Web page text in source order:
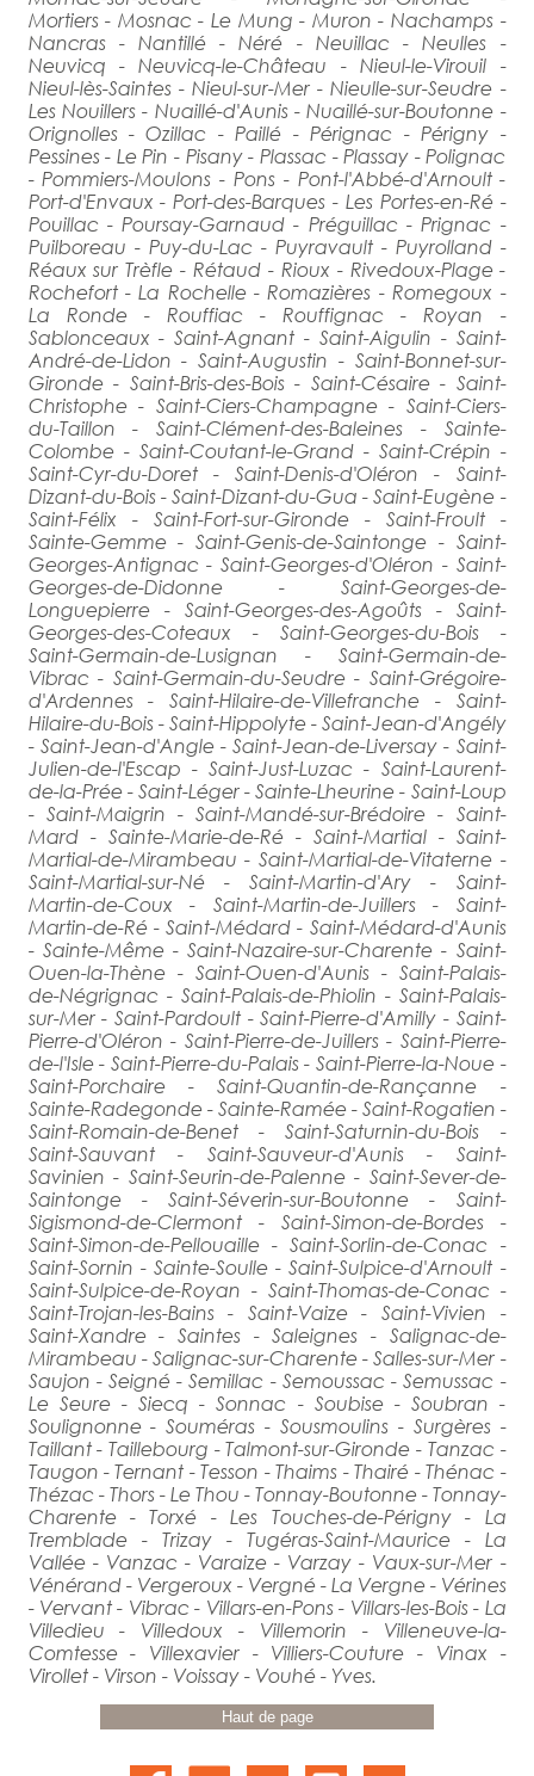
Mortiers - Mosnac - Le Mung - Muron - Nachamps -
Nancras - Nantillé - Néré - Neuillac - Neulles -
Neuvicq - Neuvicq-le-Château - Nieul-le-Virouil -
Nieul-lès-Saintes - Nieul-sur-Mer - Nieulle-sur-Seudre -
Les Nouillers - Nuaillé-d'Aunis - Nuaillé-sur-Boutonne -
Orignolles - Ozillac - Paillé - Pérignac - Périgny -
Pessines - Le Pin - Pisany - Plassac - Plassay - Polignac
- Pommiers-Moulons - Pons - Pont-l'Abbé-d'Arnoult -
Port-d'Envaux - Port-des-Barques - Les Portes-en-Ré -
Pouillac - Poursay-Garnaud - Préguillac - Prignac -
Puilboreau - Puy-du-Lac - Puyravault - Puyrolland -
Réaux sur Trèfle - Rétaud - Rioux - Rivedoux-Plage -
Rochefort - La Rochelle - Romazières - Romegoux -
La Ronde - Rouffiac - Rouffignac - Royan -
Sablonceaux - Saint-Agnant - Saint-Aigulin - Saint-
André-de-Lidon - Saint-Augustin - Saint-Bonnet-sur-
Gironde - Saint-Bris-des-Bois - Saint-Césaire - Saint-
Christophe - Saint-Ciers-Champagne - Saint-Ciers-
du-Taillon - Saint-Clément-des-Baleines - Sainte-
Colombe - Saint-Coutant-le-Grand - Saint-Crépin -
Saint-Cyr-du-Doret - Saint-Denis-d'Oléron - Saint-
Dizant-du-Bois - Saint-Dizant-du-Gua - Saint-Eugène -
Saint-Félix - Saint-Fort-sur-Gironde - Saint-Froult -
Sainte-Gemme - Saint-Genis-de-Saintonge - Saint-
Georges-Antignac - Saint-Georges-d'Oléron - Saint-
Georges-de-Didonne - Saint-Georges-de-
Longuepierre - Saint-Georges-des-Agoûts - Saint-
Georges-des-Coteaux - Saint-Georges-du-Bois -
Saint-Germain-de-Lusignan - Saint-Germain-de-
Vibrac - Saint-Germain-du-Seudre - Saint-Grégoire-
d'Ardennes - Saint-Hilaire-de-Villefranche - Saint-
Hilaire-du-Bois - Saint-Hippolyte - Saint-Jean-d'Angély
- Saint-Jean-d'Angle - Saint-Jean-de-Liversay - Saint-
Julien-de-l'Escap - Saint-Just-Luzac - Saint-Laurent-
de-la-Prée - Saint-Léger - Sainte-Lheurine - Saint-Loup
- Saint-Maigrin - Saint-Mandé-sur-Brédoire - Saint-
Mard - Sainte-Marie-de-Ré - Saint-Martial - Saint-
Martial-de-Mirambeau - Saint-Martial-de-Vitaterne -
Saint-Martial-sur-Né - Saint-Martin-d'Ary - Saint-
Martin-de-Coux - Saint-Martin-de-Juillers - Saint-
Martin-de-Ré - Saint-Médard - Saint-Médard-d'Aunis
- Sainte-Même - Saint-Nazaire-sur-Charente - Saint-
Ouen-la-Thène - Saint-Ouen-d'Aunis - Saint-Palais-
de-Négrignac - Saint-Palais-de-Phiolin - Saint-Palais-
sur-Mer - Saint-Pardoult - Saint-Pierre-d'Amilly - Saint-
Pierre-d'Oléron - Saint-Pierre-de-Juillers - Saint-Pierre-
de-l'Isle - Saint-Pierre-du-Palais - Saint-Pierre-la-Noue -
Saint-Porchaire - Saint-Quantin-de-Rançanne -
Sainte-Radegonde - Sainte-Ramée - Saint-Rogatien -
Saint-Romain-de-Benet - Saint-Saturnin-du-Bois -
Saint-Sauvant - Saint-Sauveur-d'Aunis - Saint-
Savinien - Saint-Seurin-de-Palenne - Saint-Sever-de-
Saintonge - Saint-Séverin-sur-Boutonne - Saint-
Sigismond-de-Clermont - Saint-Simon-de-Bordes -
Saint-Simon-de-Pellouaille - Saint-Sorlin-de-Conac -
Saint-Sornin - Sainte-Soulle - Saint-Sulpice-d'Arnoult -
Saint-Sulpice-de-Royan - Saint-Thomas-de-Conac -
Saint-Trojan-les-Bains - Saint-Vaize - Saint-Vivien -
Saint-Xandre - Saintes - Saleignes - Salignac-de-
Mirambeau - Salignac-sur-Charente - Salles-sur-Mer -
Saujon - Seigné - Semillac - Semoussac - Semussac -
Le Seure - Siecq - Sonnac - Soubise - Soubran -
Soulignonne - Souméras - Sousmoulins - Surgères -
Taillant - Taillebourg - Talmont-sur-Gironde - Tanzac -
Taugon - Ternant - Tesson - Thaims - Thairé - Thénac -
Thézac - Thors - Le Thou - Tonnay-Boutonne - Tonnay-
Charente - Torxé - Les Touches-de-Périgny - La
Tremblade - Trizay - Tugéras-Saint-Maurice - La
Vallée - Vanzac - Varaize - Varzay - Vaux-sur-Mer -
Vénérand - Vergeroux - Vergné - La Vergne - Vérines
- Vervant - Vibrac - Villars-en-Pons - Villars-les-Bois - La
Villedieu - Villedoux - Villemorin - Villeneuve-la-
Comtesse - Villexavier - Villiers-Couture - Vinax -
Virollet - Virson - Voissay - Vouhé - Yves.
Haut de page